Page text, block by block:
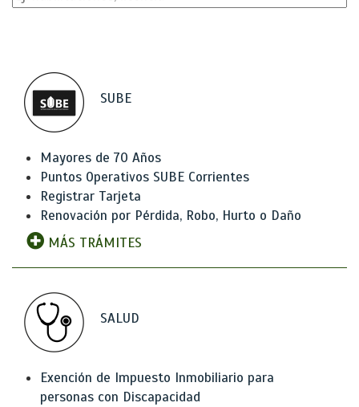
SUBE
Mayores de 70 Años
Puntos Operativos SUBE Corrientes
Registrar Tarjeta
Renovación por Pérdida, Robo, Hurto o Daño
MÁS TRÁMITES
SALUD
Exención de Impuesto Inmobiliario para
personas con Discapacidad